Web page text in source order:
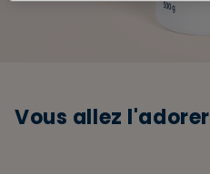
Vous allez l'adorer